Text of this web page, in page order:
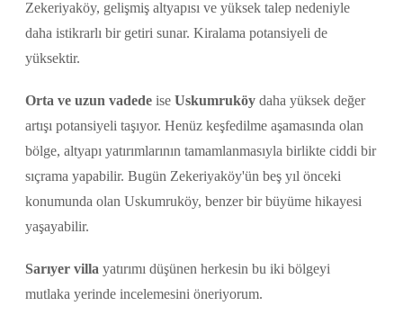
Zekeriyaköy, gelişmiş altyapısı ve yüksek talep nedeniyle
daha istikrarlı bir getiri sunar. Kiralama potansiyeli de
yüksektir.
Orta ve uzun vadede ise Uskumruköy daha yüksek değer
artışı potansiyeli taşıyor. Henüz keşfedilme aşamasında olan
bölge, altyapı yatırımlarının tamamlanmasıyla birlikte ciddi bir
sıçrama yapabilir. Bugün Zekeriyaköy'ün beş yıl önceki
konumunda olan Uskumruköy, benzer bir büyüme hikayesi
yaşayabilir.
Sarıyer villa yatırımı düşünen herkesin bu iki bölgeyi
mutlaka yerinde incelemesini öneriyorum.